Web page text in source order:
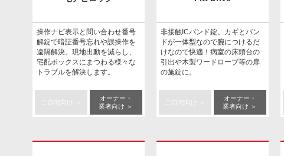
操作ナビ表示と問い合わせ番号
解錠で暗証番号忘れや誤操作を
遠隔解決。現地出動を減らし、
宅配ボックスにまつわる様々な
トラブルを解決します。
ご自宅向け ＞
オーナー・
業者向け ＞
非接触ICバンド錠。カギとバン
ドが一体型なので腕につけるだ
けなので快適！病室の床頭台の
引出や木製ワードローブ等の扉
の施錠に。
ご自宅向け ＞
オーナー・
業者向け ＞